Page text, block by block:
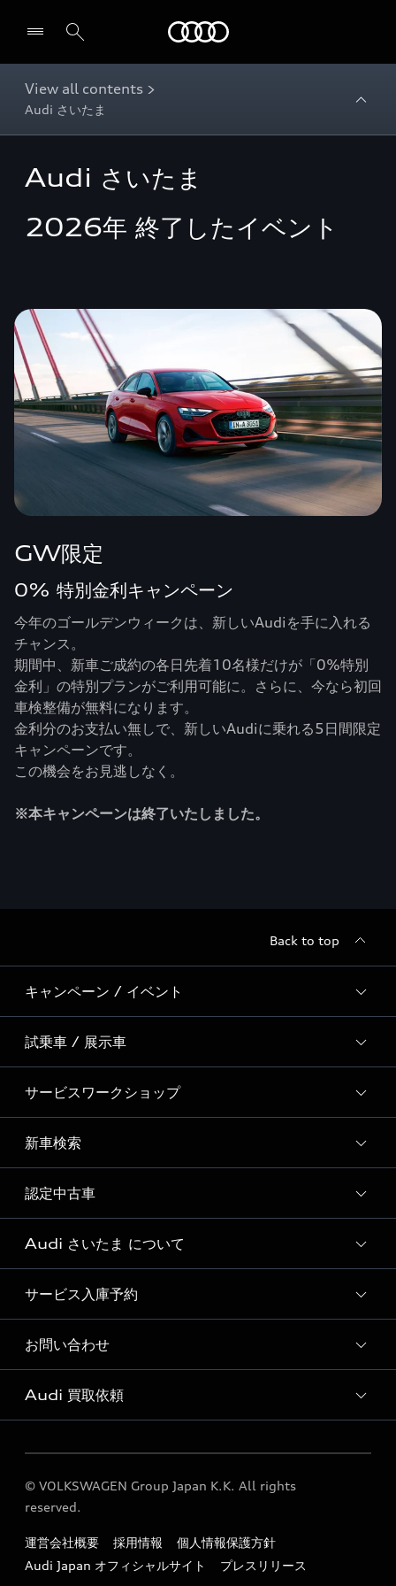
View all contents >
Audi さいたま
Audi さいたま
2026年 終了したイベント
GW限定
0% 特別金利キャンペーン
今年のゴールデンウィークは、新しいAudiを手に入れる
チャンス。
期間中、新車ご成約の各日先着10名様だけが「0%特別
金利」の特別プランがご利用可能に。さらに、今なら初回
車検整備が無料になります。
金利分のお支払い無しで、新しいAudiに乗れる5日間限定
キャンペーンです。
この機会をお見逃しなく。
※本キャンペーンは終了いたしました。
Back to top
キャンペーン / イベント
全国統一イベント
ディーラー独自イベント
試乗車 / 展示車
試乗予約
試乗車・展示車一覧
サービスワークショップ
Audi さいたまサービスワークショップ
新車検索
新車検索
認定中古車
Audi認定中古車検索
Audi さいたま について
Audi さいたま 店舗情報
Audi さいたま 運営会社概要
定期点検 / 車検 料金表
サービス入庫予約
Audi さいたま サービス入庫予約
お問い合わせ
各種お問い合わせ
Audi 買取依頼
買取ページ
© VOLKSWAGEN Group Japan K.K. All rights
reserved.
運営会社概要 採用情報
個人情報保護方針
Audi Japan オフィシャルサイト
プレスリリース